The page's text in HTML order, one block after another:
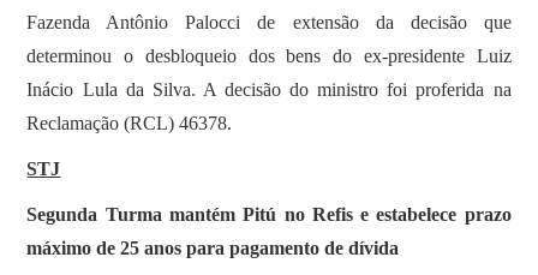
Fazenda Antônio Palocci de extensão da decisão que
determinou o desbloqueio dos bens do ex-presidente Luiz
Inácio Lula da Silva. A decisão do ministro foi proferida na
Reclamação (RCL) 46378.
STJ
Segunda Turma mantém Pitú no Refis e estabelece prazo
máximo de 25 anos para pagamento de dívida